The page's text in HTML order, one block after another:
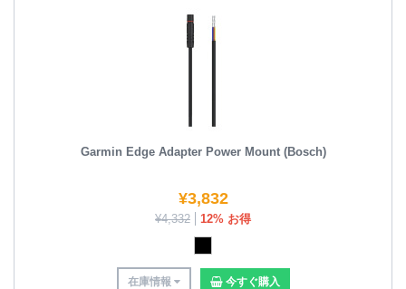
Garmin Edge Adapter Power Mount (Bosch)
¥3,832
¥4,332 12% お得
在庫情報 今すぐ購入